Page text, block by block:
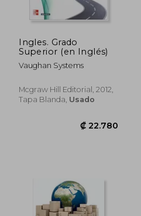
Ingles. Grado
Superior (en Inglés)
Vaughan Systems
Mcgraw Hill Editorial, 2012,
Tapa Blanda, Usado